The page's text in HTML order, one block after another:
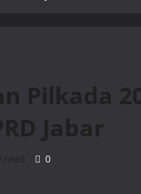
Pilkada
Jabar
read 0